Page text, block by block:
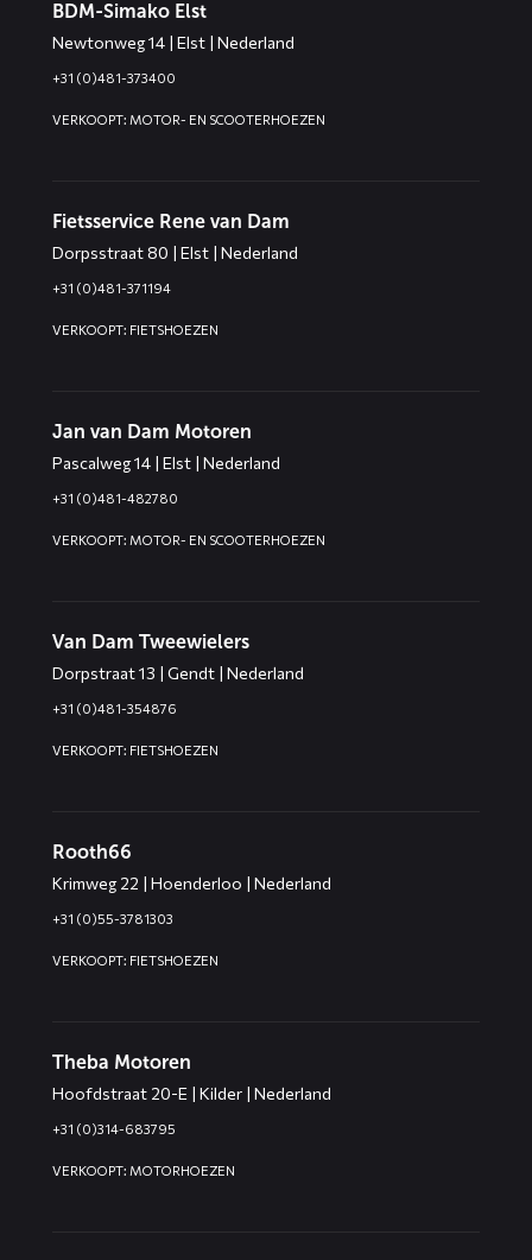
BDM-Simako Elst
Newtonweg 14 | Elst | Nederland
+31 (0)481-373400
VERKOOPT: MOTOR- EN SCOOTERHOEZEN
Fietsservice Rene van Dam
Dorpsstraat 80 | Elst | Nederland
+31 (0)481-371194
VERKOOPT: FIETSHOEZEN
Jan van Dam Motoren
Pascalweg 14 | Elst | Nederland
+31 (0)481-482780
VERKOOPT: MOTOR- EN SCOOTERHOEZEN
Van Dam Tweewielers
Dorpstraat 13 | Gendt | Nederland
+31 (0)481-354876
VERKOOPT: FIETSHOEZEN
Rooth66
Krimweg 22 | Hoenderloo | Nederland
+31 (0)55-3781303
VERKOOPT: FIETSHOEZEN
Theba Motoren
Hoofdstraat 20-E | Kilder | Nederland
+31 (0)314-683795
VERKOOPT: MOTORHOEZEN